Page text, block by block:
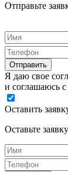
Отправьте
Отправить
Я даю свое
и соглашаюсь с
Оставить
Оставьте